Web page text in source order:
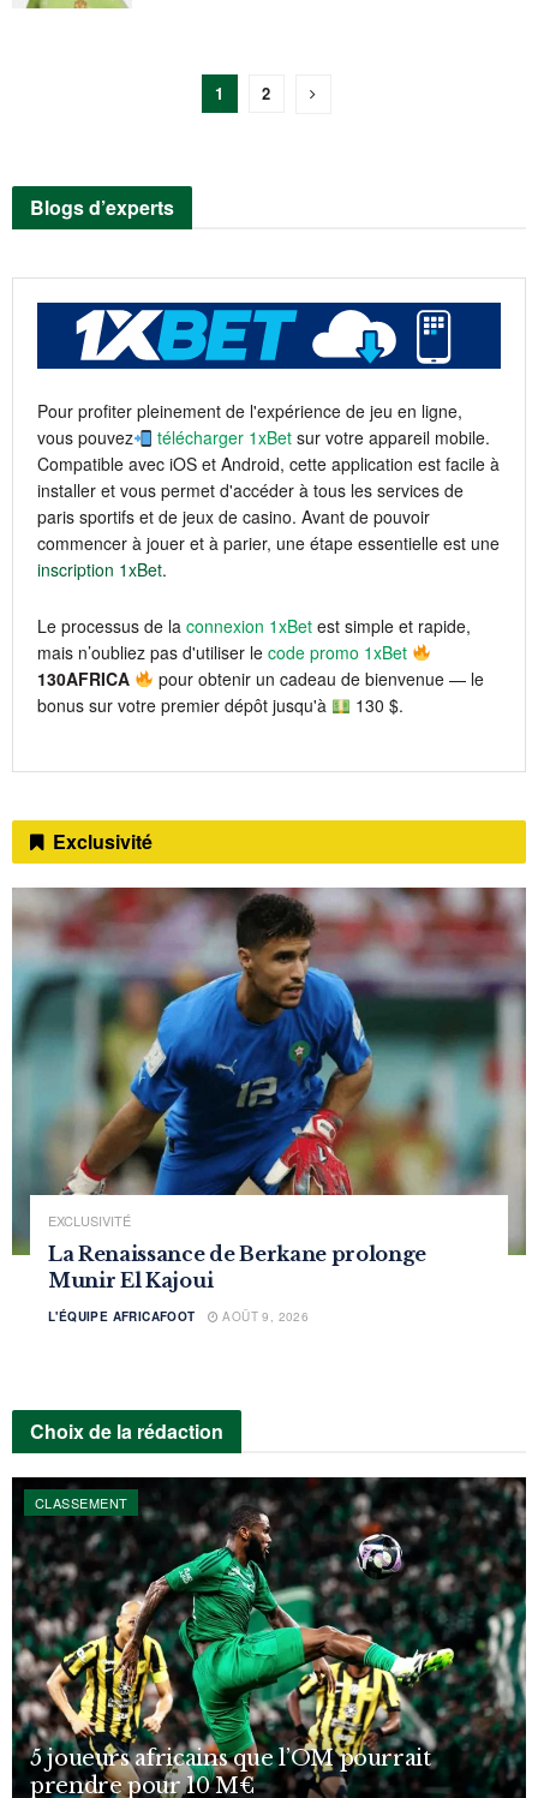
1 2
Blogs d’experts
Pour profiter pleinement de l'expérience de jeu en ligne,
vous pouvez
télécharger 1xBet sur votre appareil mobile.
Compatible avec iOS et Android, cette application est facile à
installer et vous permet d'accéder à tous les services de
paris sportifs et de jeux de casino. Avant de pouvoir
commencer à jouer et à parier, une étape essentielle est une
inscription 1xBet.
Le processus de la connexion 1xBet est simple et rapide,
mais n’oubliez pas d'utiliser le code promo 1xBet
130AFRICA
pour obtenir un cadeau de bienvenue — le
bonus sur votre premier dépôt jusqu'à
130 $.
Exclusivité
EXCLUSIVITÉ
La Renaissance de Berkane prolonge
Munir El Kajoui
L'ÉQUIPE AFRICAFOOT AOÛT 9, 2026
Choix de la rédaction
CLASSEMENT
5 joueurs africains que l’OM pourrait
prendre pour 10 M€